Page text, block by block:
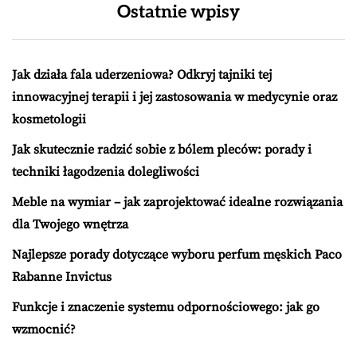
Ostatnie wpisy
Jak działa fala uderzeniowa? Odkryj tajniki tej
innowacyjnej terapii i jej zastosowania w medycynie oraz
kosmetologii
Jak skutecznie radzić sobie z bólem pleców: porady i
techniki łagodzenia dolegliwości
Meble na wymiar – jak zaprojektować idealne rozwiązania
dla Twojego wnętrza
Najlepsze porady dotyczące wyboru perfum męskich Paco
Rabanne Invictus
Funkcje i znaczenie systemu odpornościowego: jak go
wzmocnić?